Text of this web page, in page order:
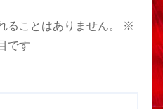
ことはありません。
※
です